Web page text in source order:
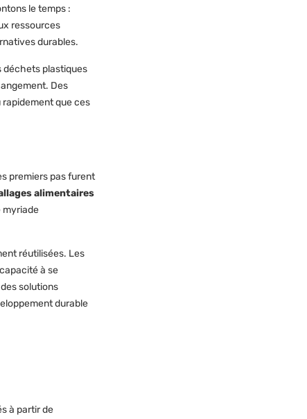
le temps :
ressources
durables.
déchets plastiques
Des
rapidement que ces
premiers pas furent
alimentaires
myriade
réutilisées. Les
à se
solutions
durable
à partir de